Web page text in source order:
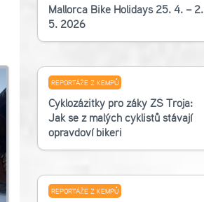
Mallorca Bike Holidays 25. 4. – 2.
5. 2026
REPORTÁŽE Z KEMPŮ
Cyklozážitky pro žáky ZŠ Troja:
Jak se z malých cyklistů stávají
opravdoví bikeři
REPORTÁŽE Z KEMPŮ